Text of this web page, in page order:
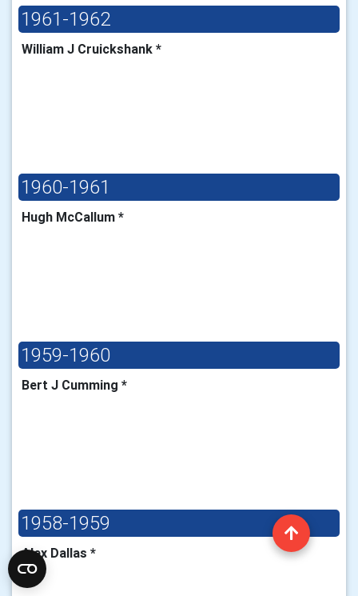
1961-1962
William J Cruickshank *
1960-1961
Hugh McCallum *
1959-1960
Bert J Cumming *
1958-1959
Alex Dallas *